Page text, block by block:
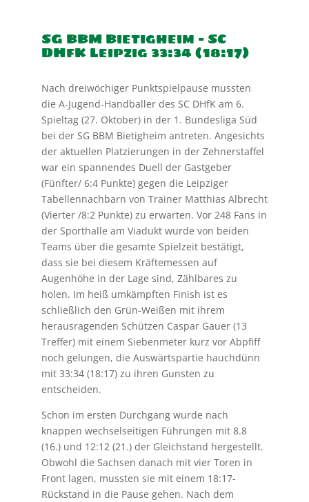
SG BBM Bietigheim – SC
DHfK Leipzig 33:34 (18:17)
Nach dreiwöchiger Punktspielpause mussten
die A-Jugend-Handballer des SC DHfK am 6.
Spieltag (27. Oktober) in der 1. Bundesliga Süd
bei der SG BBM Bietigheim antreten. Angesichts
der aktuellen Platzierungen in der Zehnerstaffel
war ein spannendes Duell der Gastgeber
(Fünfter/ 6:4 Punkte) gegen die Leipziger
Tabellennachbarn von Trainer Matthias Albrecht
(Vierter /8:2 Punkte) zu erwarten. Vor 248 Fans in
der Sporthalle am Viadukt wurde von beiden
Teams über die gesamte Spielzeit bestätigt,
dass sie bei diesem Kräftemessen auf
Augenhöhe in der Lage sind, Zählbares zu
holen. Im heiß umkämpften Finish ist es
schließlich den Grün-Weißen mit ihrem
herausragenden Schützen Caspar Gauer (13
Treffer) mit einem Siebenmeter kurz vor Abpfiff
noch gelungen, die Auswärtspartie hauchdünn
mit 33:34 (18:17) zu ihren Gunsten zu
entscheiden.
Schon im ersten Durchgang wurde nach
knappen wechselseitigen Führungen mit 8.8
(16.) und 12:12 (21.) der Gleichstand hergestellt.
Obwohl die Sachsen danach mit vier Toren in
Front lagen, mussten sie mit einem 18:17-
Rückstand in die Pause gehen. Nach dem